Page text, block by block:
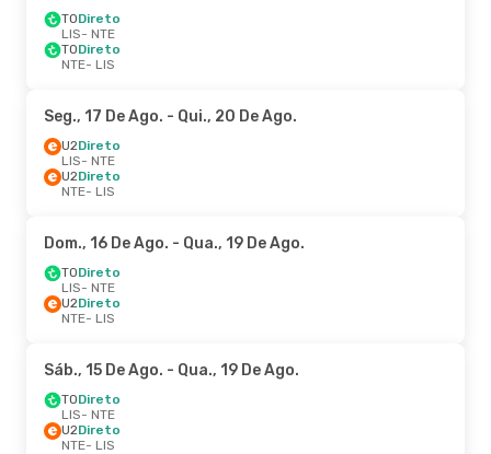
TODireto
LIS- NTE
TODireto
NTE- LIS
Seg., 17 De Ago. - Qui., 20 De Ago.
U2Direto
LIS- NTE
U2Direto
NTE- LIS
Dom., 16 De Ago. - Qua., 19 De Ago.
TODireto
LIS- NTE
U2Direto
NTE- LIS
Sáb., 15 De Ago. - Qua., 19 De Ago.
TODireto
LIS- NTE
U2Direto
NTE- LIS